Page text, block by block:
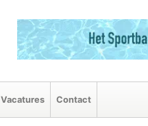
Vacatures Contact